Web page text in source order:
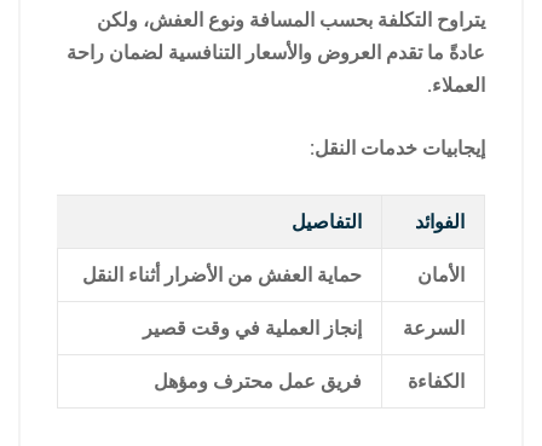
يتراوح التكلفة بحسب المسافة ونوع العفش، ولكن
عادةً ما تقدم العروض والأسعار التنافسية لضمان راحة
العملاء.
إيجابيات خدمات النقل:
الفوائد التفاصيل
الأمان حماية العفش من الأضرار أثناء النقل
السرعة إنجاز العملية في وقت قصير
الكفاءة فريق عمل محترف ومؤهل